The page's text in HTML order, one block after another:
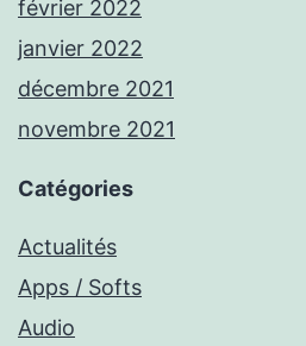
février 2022
janvier 2022
décembre 2021
novembre 2021
Catégories
Actualités
Apps / Softs
Audio